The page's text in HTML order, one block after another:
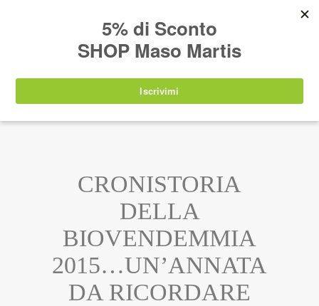
IT EN DE SHOP
CRONISTORIA
DELLA
BIOVENDEMMIA
2015…UN’ANNATA
DA RICORDARE
nuovamente disponibili a partire da
agosto 2026.